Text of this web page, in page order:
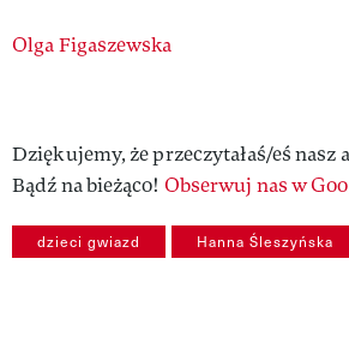
Authors
Olga Figaszewska
Dziękujemy, że przeczytałaś/eś nasz
Bądź na bieżąco! Obserwuj nas w
dzieci gwiazd Hanna Śleszyńska